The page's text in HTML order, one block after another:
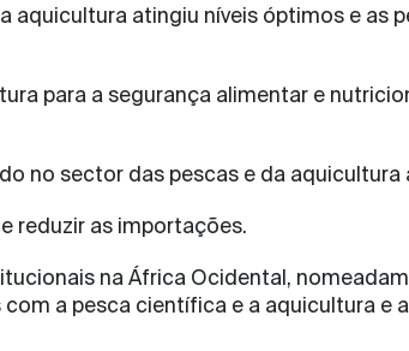
aquicultura atingiu níveis óptimos e as
para a segurança alimentar e
no sector das pescas e da aquicultura
reduzir as importações.
na África Ocidental,
a pesca científica e a aquicultura e